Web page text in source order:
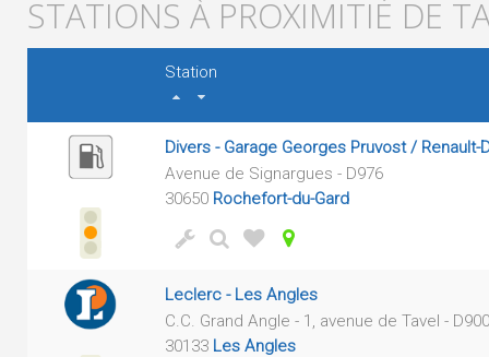
STATIONS À PROXIMITIÉ DE
Station
Divers - Garage Georges Pruvost / Renault-
Avenue de Signargues - D976
30650 Rochefort-du-Gard
Leclerc - Les Angles
C.C. Grand Angle - 1, avenue de Tavel - D900
30133 Les Angles